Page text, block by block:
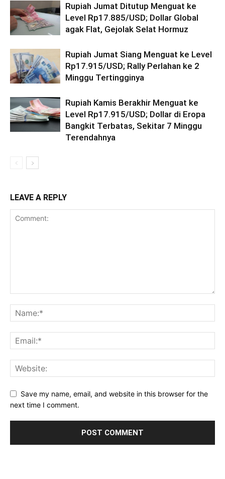
Rupiah Jumat Ditutup Menguat ke
Level Rp17.885/USD; Dollar Global
agak Flat, Gejolak Selat Hormuz
Rupiah Jumat Siang Menguat ke Level
Rp17.915/USD; Rally Perlahan ke 2
Minggu Tertingginya
Rupiah Kamis Berakhir Menguat ke
Level Rp17.915/USD; Dollar di Eropa
Bangkit Terbatas, Sekitar 7 Minggu
Terendahnya
LEAVE A REPLY
Save my name, email, and website in this browser for the
next time I comment.